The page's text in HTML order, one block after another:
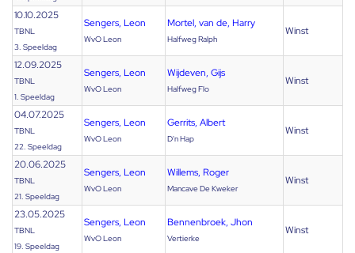
10.10.2025
TBNL
3. Speeldag
Sengers, Leon
WvO Leon
Mortel, van de, Harry
Halfweg Ralph
Winst
12.09.2025
TBNL
1. Speeldag
Sengers, Leon
WvO Leon
Wijdeven, Gijs
Halfweg Flo
Winst
04.07.2025
TBNL
22. Speeldag
Sengers, Leon
WvO Leon
Gerrits, Albert
D'n Hap
Winst
20.06.2025
TBNL
21. Speeldag
Sengers, Leon
WvO Leon
Willems, Roger
Mancave De Kweker
Winst
23.05.2025
TBNL
19. Speeldag
Sengers, Leon
WvO Leon
Bennenbroek, Jhon
Vertierke
Winst